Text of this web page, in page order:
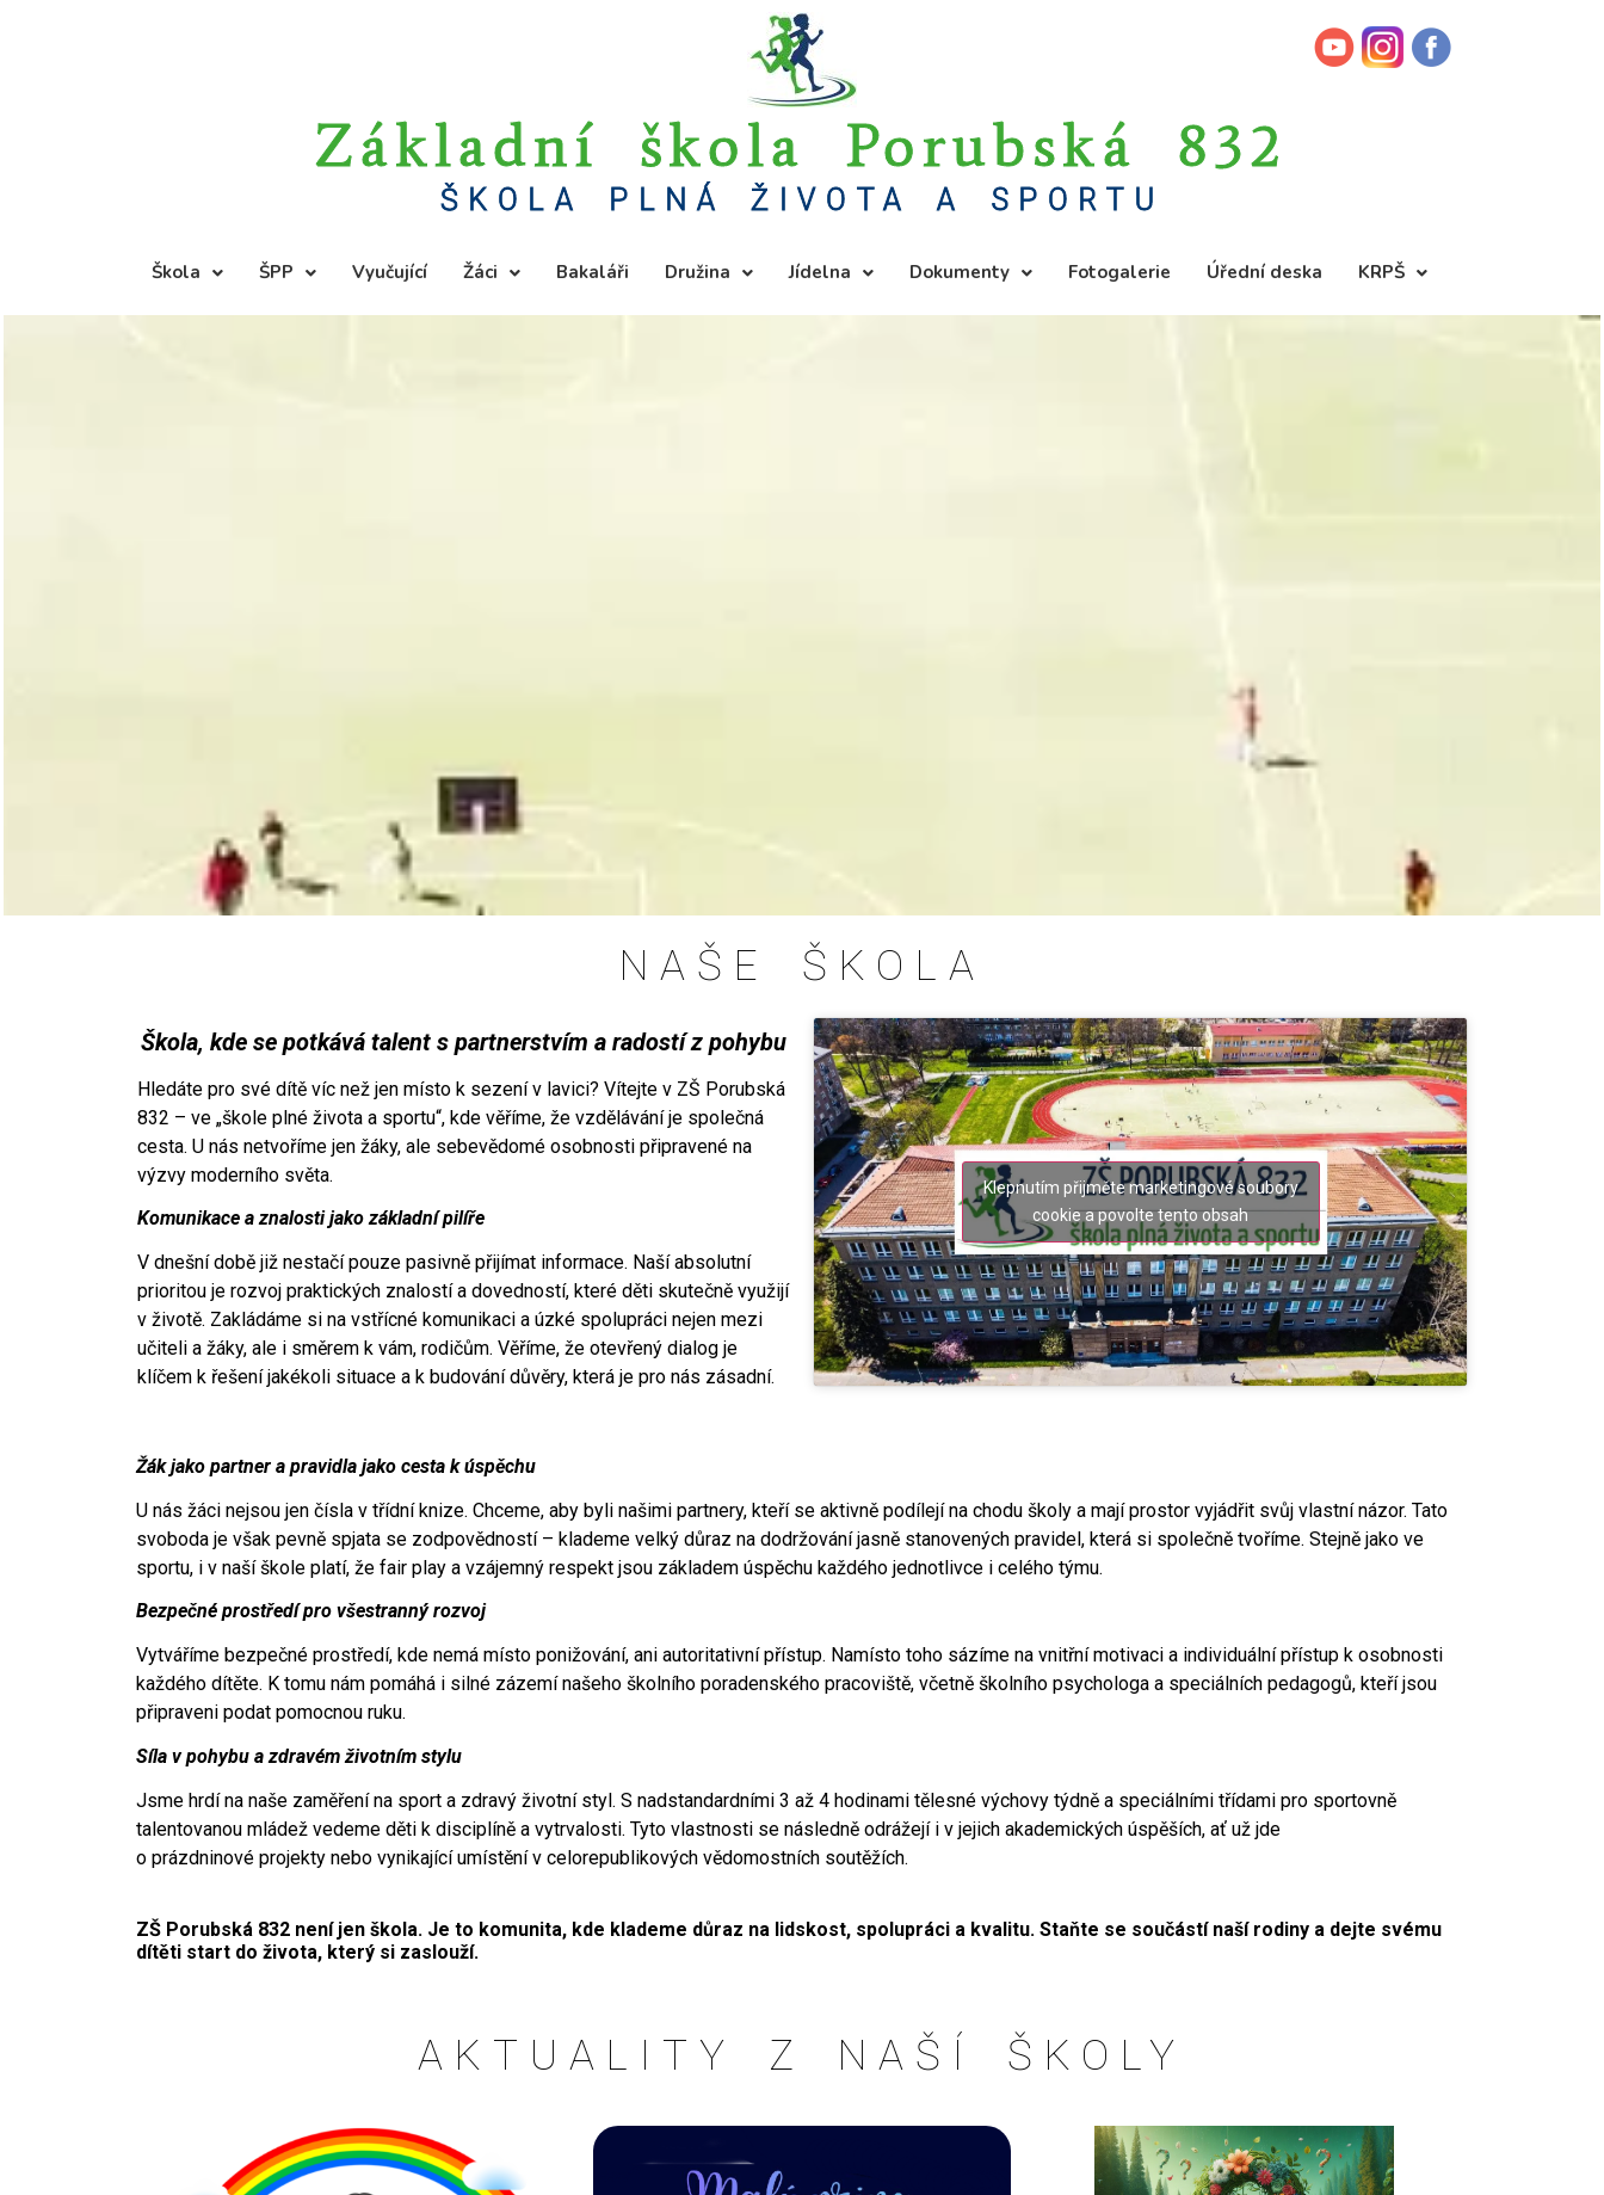
Základní škola Porubská 832
ŠKOLA PLNÁ ŽIVOTA A SPORTU
Škola ŠPP Vyučující Žáci Bakaláři Družina Jídelna Dokumenty Fotogalerie Úřední deska KRPŠ
NAŠE ŠKOLA
Škola, kde se potkává talent s partnerstvím a radostí z pohybu
Hledáte pro své dítě víc než jen místo k sezení v lavici? Vítejte v ZŠ Porubská
832 – ve „škole plné života a sportu“, kde věříme, že vzdělávání je společná
cesta. U nás netvoříme jen žáky, ale sebevědomé osobnosti připravené na
výzvy moderního světa.
Komunikace a znalosti jako základní pilíře
V dnešní době již nestačí pouze pasivně přijímat informace. Naší absolutní
prioritou je rozvoj praktických znalostí a dovedností, které děti skutečně využijí
v životě. Zakládáme si na vstřícné komunikaci a úzké spolupráci nejen mezi
učiteli a žáky, ale i směrem k vám, rodičům. Věříme, že otevřený dialog je
klíčem k řešení jakékoli situace a k budování důvěry, která je pro nás zásadní.
Klepnutím přijměte marketingové soubory
cookie a povolte tento obsah
Žák jako partner a pravidla jako cesta k úspěchu
U nás žáci nejsou jen čísla v třídní knize. Chceme, aby byli našimi partnery, kteří se aktivně podílejí na chodu školy a mají prostor vyjádřit svůj vlastní názor. Tato
svoboda je však pevně spjata se zodpovědností – klademe velký důraz na dodržování jasně stanovených pravidel, která si společně tvoříme. Stejně jako ve
sportu, i v naší škole platí, že fair play a vzájemný respekt jsou základem úspěchu každého jednotlivce i celého týmu.
Bezpečné prostředí pro všestranný rozvoj
Vytváříme bezpečné prostředí, kde nemá místo ponižování, ani autoritativní přístup. Namísto toho sázíme na vnitřní motivaci a individuální přístup k osobnosti
každého dítěte. K tomu nám pomáhá i silné zázemí našeho školního poradenského pracoviště, včetně školního psychologa a speciálních pedagogů, kteří jsou
připraveni podat pomocnou ruku.
Síla v pohybu a zdravém životním stylu
Jsme hrdí na naše zaměření na sport a zdravý životní styl. S nadstandardními 3 až 4 hodinami tělesné výchovy týdně a speciálními třídami pro sportovně
talentovanou mládež vedeme děti k disciplíně a vytrvalosti. Tyto vlastnosti se následně odrážejí i v jejich akademických úspěších, ať už jde
o prázdninové projekty nebo vynikající umístění v celorepublikových vědomostních soutěžích.
ZŠ Porubská 832 není jen škola. Je to komunita, kde klademe důraz na lidskost, spolupráci a kvalitu. Staňte se součástí naší rodiny a dejte svému
dítěti start do života, který si zaslouží.
AKTUALITY Z NAŠÍ ŠKOLY